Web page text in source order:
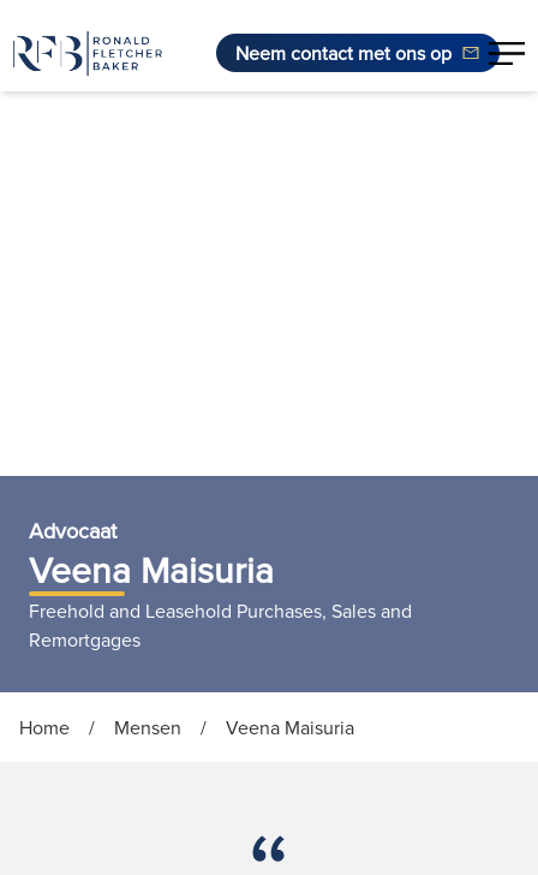
Neem contact met ons op
Advocaat
Veena Maisuria
Freehold and Leasehold Purchases, Sales and
Remortgages
Home / Mensen / Veena Maisuria